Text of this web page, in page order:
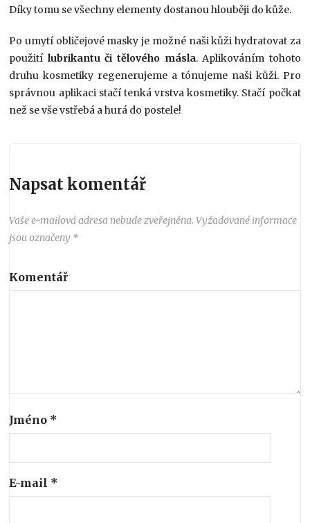
Díky tomu se všechny elementy dostanou hlouběji do kůže.
Po umytí obličejové masky je možné naši kůži hydratovat za
použití lubrikantu či tělového másla. Aplikováním tohoto
druhu kosmetiky regenerujeme a tónujeme naši kůži. Pro
správnou aplikaci stačí tenká vrstva kosmetiky. Stačí počkat
než se vše vstřebá a hurá do postele!
Napsat komentář
Vaše e-mailová adresa nebude zveřejněna. Vyžadované informace
jsou označeny *
Komentář
Jméno *
E-mail *